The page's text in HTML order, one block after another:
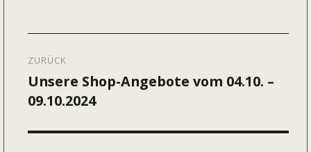
ZURÜCK
Vorheriger
Beitrag:
Unsere Shop-Angebote vom 04.10. –
09.10.2024